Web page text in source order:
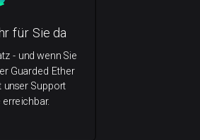
für Sie da
- und wenn Sie
Guarded Ether
unser Support